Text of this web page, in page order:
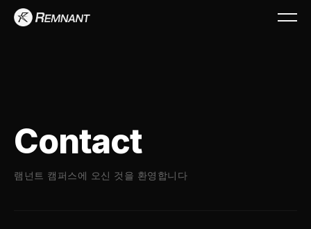
Contact
램넌트 캠퍼스에 오신 것을 환영합니다